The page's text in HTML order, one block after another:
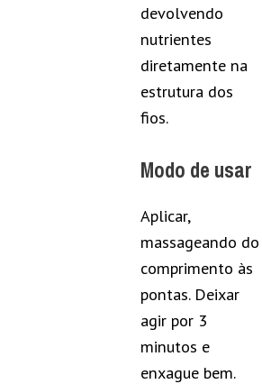
devolvendo
nutrientes
diretamente na
estrutura dos
fios.
Modo de usar
Aplicar,
massageando do
comprimento às
pontas. Deixar
agir por 3
minutos e
enxague bem.